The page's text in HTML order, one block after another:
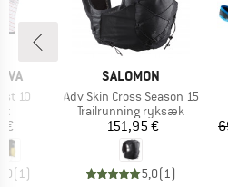
10
€
( 1)
MÆRKE
SALOMON
Artikel
Adv Skin Cross Season 15
Produktgruppe
Trailrunning ryksæk
Pris
151,95 €
5,0( 1)